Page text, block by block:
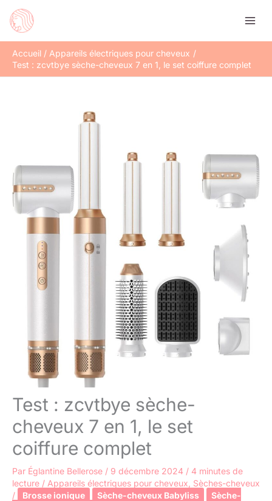
Accueil
Appareils électriques pour cheveux
Test : zcvtbye sèche-cheveux 7 en 1, le set coiffure complet
Test : zcvtbye sèche-
cheveux 7 en 1, le set
coiffure complet
Par Églantine Bellerose / 9 décembre 2024 / 4 minutes de
lecture / Appareils électriques pour cheveux Sèches-cheveux
/
Brosse ionique Sèche-cheveux Babyliss
Sèche-
Rechercher